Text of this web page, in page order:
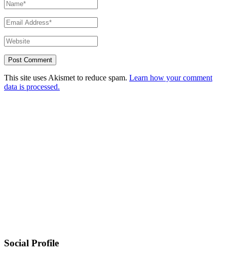
This site uses Akismet to reduce spam. Learn how your comment
data is processed.
Social Profile